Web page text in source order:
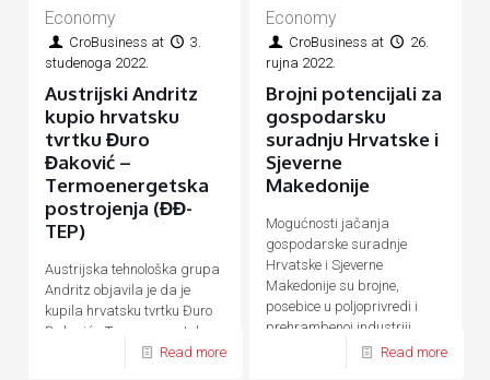
Economy
CroBusiness at
3.
studenoga 2022.
Austrijski Andritz
kupio hrvatsku
tvrtku Đuro
Đaković –
Termoenergetska
postrojenja (ĐĐ-
TEP)
Austrijska tehnološka grupa
Andritz objavila je da je
kupila hrvatsku tvrtku Đuro
Đaković - Termoenergetska
postrojenja (ĐĐ-TEP)Read more
Economy
CroBusiness at
26.
rujna 2022.
Brojni potencijali za
gospodarsku
suradnju Hrvatske i
Sjeverne
Makedonije
Mogućnosti jačanja
gospodarske suradnje
Hrvatske i Sjeverne
Makedonije su brojne,
posebice u poljoprivredi i
prehrambenoj industriji,
energetici, prometu, turizmu
Read more